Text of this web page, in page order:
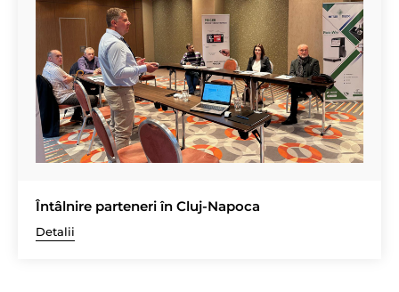
Întâlnire parteneri în Cluj-Napoca
Detalii